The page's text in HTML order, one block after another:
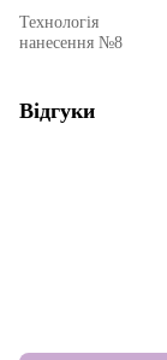
Технологія
нанесення №8
Відгуки